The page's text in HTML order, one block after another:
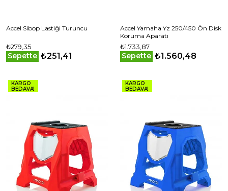
Accel Sibop Lastiği Turuncu
₺279,35
Sepette ₺251,41
Accel Yamaha Yz 250/450 Ön Disk
Koruma Aparatı
₺1.733,87
Sepette ₺1.560,48
KARGO
BEDAVA!
KARGO
BEDAVA!